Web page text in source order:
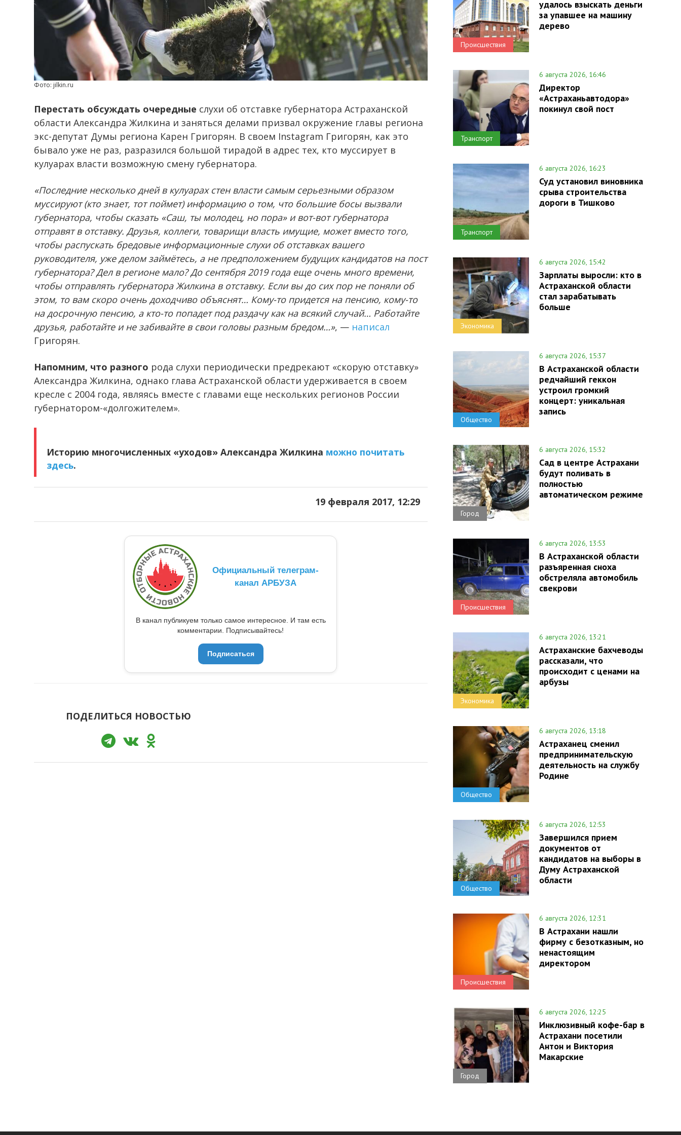
Фото: jilkin.ru
Перестать обсуждать очередные слухи об отставке губернатора Астраханской
области Александра Жилкина и заняться делами призвал окружение главы региона
экс-депутат Думы региона Карен Григорян. В своем Instagram Григорян, как это
бывало уже не раз, разразился большой тирадой в адрес тех, кто муссирует в
кулуарах власти возможную смену губернатора.
«Последние несколько дней в кулуарах стен власти самым серьезными образом
муссируют (кто знает, тот поймет) информацию о том, что большие босы вызвали
губернатора, чтобы сказать «Саш, ты молодец, но пора» и вот-вот губернатора
отправят в отставку. Друзья, коллеги, товарищи власть имущие, может вместо того,
чтобы распускать бредовые информационные слухи об отставках вашего
руководителя, уже делом займётесь, а не предположением будущих кандидатов на пост
губернатора? Дел в регионе мало? До сентября 2019 года еще очень много времени,
чтобы отправлять губернатора Жилкина в отставку. Если вы до сих пор не поняли об
этом, то вам скоро очень доходчиво объяснят… Кому-то придется на пенсию, кому-то
на досрочную пенсию, а кто-то попадет под раздачу как на всякий случай… Работайте
друзья, работайте и не забивайте в свои головы разным бредом…», — написал
Григорян.
Напомним, что разного рода слухи периодически предрекают «скорую отставку»
Александра Жилкина, однако глава Астраханской области удерживается в своем
кресле с 2004 года, являясь вместе с главами еще нескольких регионов России
губернатором-«долгожителем».
Историю многочисленных «уходов» Александра Жилкина можно почитать
здесь.
19 февраля 2017, 12:29
Официальный телеграм-
канал АРБУЗА
В канал публикуем только самое интересное. И там есть
комментарии. Подписывайтесь!
Подписаться
ПОДЕЛИТЬСЯ НОВОСТЬЮ
Происшествия
удалось взыскать деньги
за упавшее на машину
дерево
Транспорт
6 августа 2026, 16:46
Директор
«Астраханьавтодора»
покинул свой пост
Транспорт
6 августа 2026, 16:23
Суд установил виновника
срыва строительства
дороги в Тишково
Экономика
6 августа 2026, 15:42
Зарплаты выросли: кто в
Астраханской области
стал зарабатывать
больше
Общество
6 августа 2026, 15:37
В Астраханской области
редчайший геккон
устроил громкий
концерт: уникальная
запись
Город
6 августа 2026, 15:32
Сад в центре Астрахани
будут поливать в
полностью
автоматическом режиме
Происшествия
6 августа 2026, 13:53
В Астраханской области
разъяренная сноха
обстреляла автомобиль
свекрови
Экономика
6 августа 2026, 13:21
Астраханские бахчеводы
рассказали, что
происходит с ценами на
арбузы
Общество
6 августа 2026, 13:18
Астраханец сменил
предпринимательскую
деятельность на службу
Родине
Общество
6 августа 2026, 12:53
Завершился прием
документов от
кандидатов на выборы в
Думу Астраханской
области
Происшествия
6 августа 2026, 12:31
В Астрахани нашли
фирму с безотказным, но
ненастоящим
директором
Город
6 августа 2026, 12:25
Инклюзивный кофе-бар в
Астрахани посетили
Антон и Виктория
Макарские